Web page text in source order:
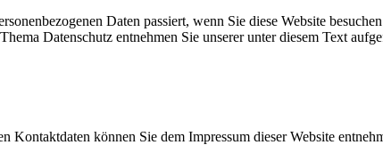
Daten passiert, wenn Sie diese Website
Datenschutz entnehmen Sie unserer unter diesem Text
Kontaktdaten können Sie dem Impressum dieser Website